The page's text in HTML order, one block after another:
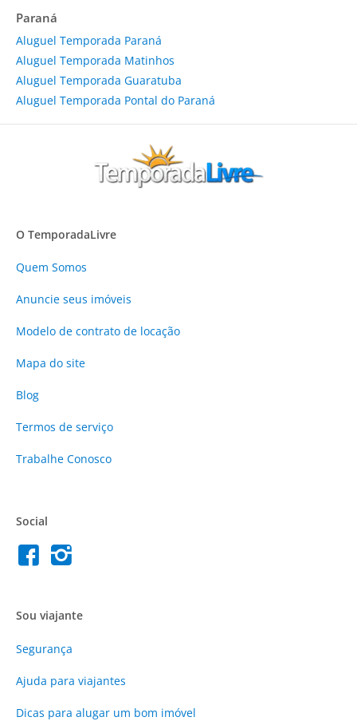
Paraná
Aluguel Temporada Paraná
Aluguel Temporada Matinhos
Aluguel Temporada Guaratuba
Aluguel Temporada Pontal do Paraná
O TemporadaLivre
Quem Somos
Anuncie seus imóveis
Modelo de contrato de locação
Mapa do site
Blog
Termos de serviço
Trabalhe Conosco
Social
Sou viajante
Segurança
Ajuda para viajantes
Dicas para alugar um bom imóvel